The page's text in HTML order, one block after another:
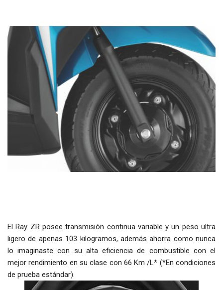
El Ray ZR posee transmisión continua variable y un peso ultra
ligero de apenas 103 kilogramos, además ahorra como nunca
lo imaginaste con su alta eficiencia de combustible con el
mejor rendimiento en su clase con 66 Km /L* (*En condiciones
de prueba estándar).